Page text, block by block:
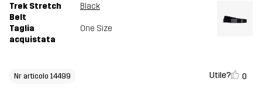
Trek Stretch
Belt
Black
Taglia
acquistata
One Size
Nr articolo 14499 Utile? 0